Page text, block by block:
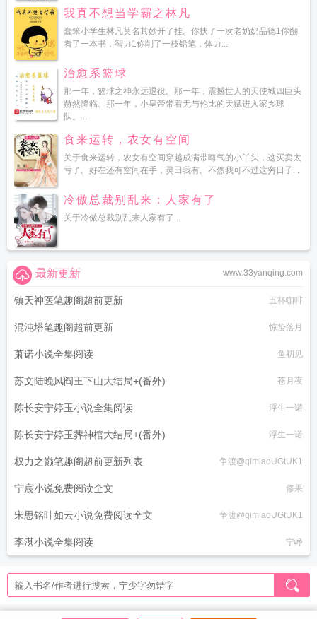
我真不想当学霸之林凡
蠢笨小学生林凡莫名其妙开了挂。你扶了一次老奶奶品德1你翻
看了一本书，智力1你削了一枝铅笔，体力...
治愈系篮球
那一年，篮球之神永远退役。那一年，震撼世人的天使城四巨头
赫然降临。那一年，小皇帝带着无与伦比的天赋进入家乡球
队。...
食来运转，农女有空间
关于食来运转，农女有空间穿越成满带晦气的小丫头，这买卖太
亏了。好在还有空间在手，灵田我有。不然我可不过这穷日子...
冷傲总裁别乱来：人家有了
关于冷傲总裁别乱来人家有了...
www.33yanqing.com
最新更新
镇天神医笔趣阁超前更新 五杯咖啡
混沌塔笔趣阁超前更新 惊蛰落月
萧诺小说全集阅读 鱼初见
苏文陆晚风阎王下山大结局+(番外) 苍月夜
陈长安宁婷玉小说全集阅读 浮生一诺
陈长安宁婷玉葬神棺大结局+(番外) 浮生一诺
权力之巅笔趣阁超前更新列表 争渡@qimiaoUGtUK1
宁宸小说免费阅读全文 修果
宋思铭叶如云小说免费阅读全文 争渡@qimiaoUGtUK1
李湛小说全集阅读 宁峥